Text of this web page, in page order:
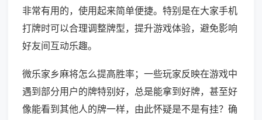
非常有用的，使用起来简单便捷。特别是在大家手机
打牌时可以合理调整牌型，提升游戏体验，避免影响
好友间互动乐趣。
微乐家乡麻将怎么提高胜率；一些玩家反映在游戏中
遇到部分用户的牌特别好，总是能拿到好牌，甚至好
像能看到其他人的牌一样，由此怀疑是不是有挂？确